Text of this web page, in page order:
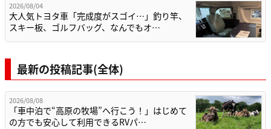
2026/08/04
大人気トヨタ車「完成度がスゴイ…」釣り竿、
スキー板、ゴルフバッグ、なんでもオ…
最新の投稿記事(全体)
2026/08/08
「車中泊で“高原の牧場”へ行こう！」はじめて
の方でも安心して利用できるRVパ…